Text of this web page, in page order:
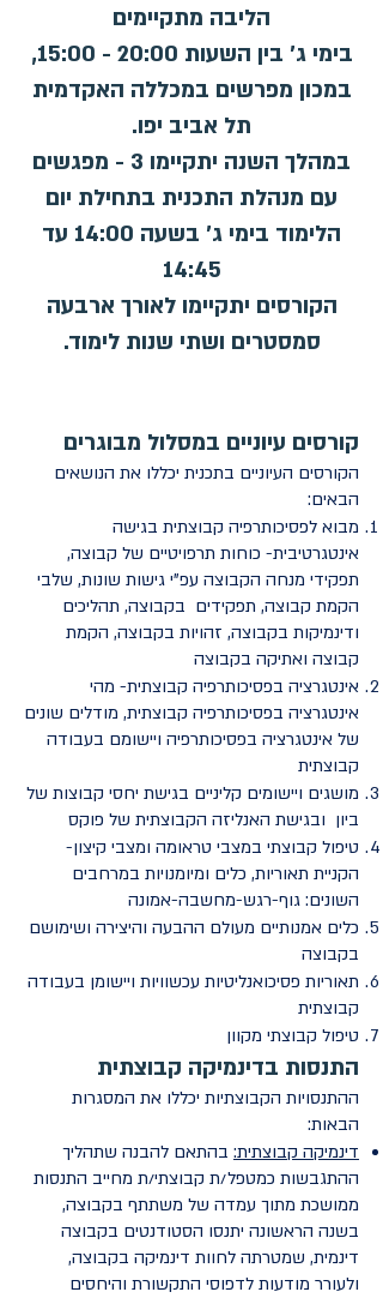
הליבה מתקיימים
בימי ג' בין השעות 20:00 - 15:00,
במכון מפרשים במכללה האקדמית
תל אביב יפו.
במהלך השנה יתקיימו 3 - מפגשים
עם מנהלת התכנית בתחילת יום
הלימוד בימי ג' בשעה 14:00 עד
14:45
הקורסים יתקיימו לאורך ארבעה
סמסטרים ושתי שנות לימוד.
קורסים עיוניים במסלול מבוגרים
הקורסים העיוניים בתכנית יכללו את הנושאים
הבאים:
מבוא לפסיכותרפיה קבוצתית בגישה
אינטגרטיבית- כוחות תרפויטיים של קבוצה,
תפקידי מנחה הקבוצה עפ"י גישות שונות, שלבי
הקמת קבוצה, תפקידים בקבוצה, תהליכים
ודינמיקות בקבוצה, זהויות בקבוצה, הקמת
קבוצה ואתיקה בקבוצה
אינטגרציה בפסיכותרפיה קבוצתית- מהי
אינטגרציה בפסיכותרפיה קבוצתית, מודלים שונים
של אינטגרציה בפסיכותרפיה ויישומם בעבודה
קבוצתית
מושגים ויישומים קליניים בגישת יחסי קבוצות של
ביון ובגישת האנליזה הקבוצתית של פוקס
טיפול קבוצתי במצבי טראומה ומצבי קיצון-
הקניית תאוריות, כלים ומיומנויות במרחבים
השונים: גוף-רגש-מחשבה-אמונה
כלים אמנותיים מעולם ההבעה והיצירה ושימושם
בקבוצה
תאוריות פסיכואנליטיות עכשוויות ויישומן בעבודה
קבוצתית
טיפול קבוצתי מקוון
התנסות בדינמיקה קבוצתית
ההתנסויות הקבוצתיות יכללו את המסגרות
הבאות:
דינמיקה קבוצתית: בהתאם להבנה שתהליך
ההתגבשות כמטפל/ת קבוצתי/ת מחייב התנסות
ממושכת מתוך עמדה של משתתף בקבוצה,
בשנה הראשונה יתנסו הסטודנטים בקבוצה
דינמית, שמטרתה לחוות דינמיקה בקבוצה,
ולעורר מודעות לדפוסי התקשורת והיחסים